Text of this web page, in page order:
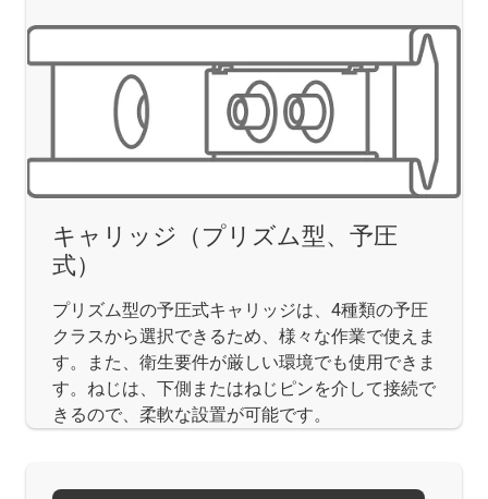
キャリッジ（プリズム型、予圧
式）
プリズム型の予圧式キャリッジは、4種類の予圧
クラスから選択できるため、様々な作業で使えま
す。また、衛生要件が厳しい環境でも使用できま
す。ねじは、下側またはねじピンを介して接続で
きるので、柔軟な設置が可能です。